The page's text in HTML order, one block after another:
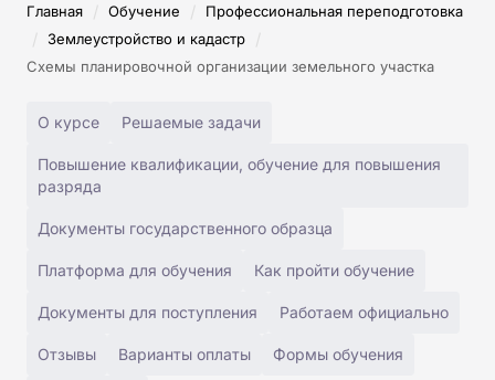
Главная / Обучение / Профессиональная переподготовка
/ Землеустройство и кадастр /
Схемы планировочной организации земельного участка
О курсе Решаемые задачи
Повышение квалификации, обучение для повышения
разряда
Документы государственного образца
Платформа для обучения Как пройти обучение
Документы для поступления Работаем официально
Отзывы Варианты оплаты Формы обучения